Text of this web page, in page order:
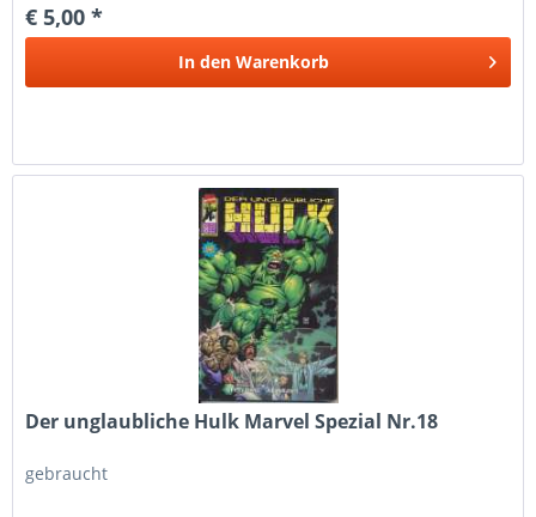
€ 5,00 *
In den Warenkorb
Der unglaubliche Hulk Marvel Spezial Nr.18
gebraucht